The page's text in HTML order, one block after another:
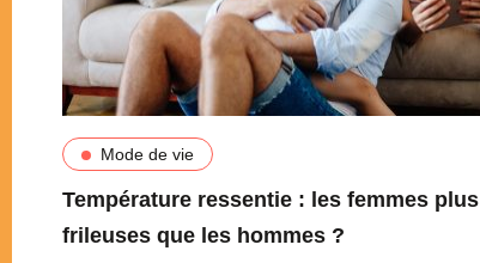
Mode de vie
Température ressentie : les femmes plus
frileuses que les hommes ?